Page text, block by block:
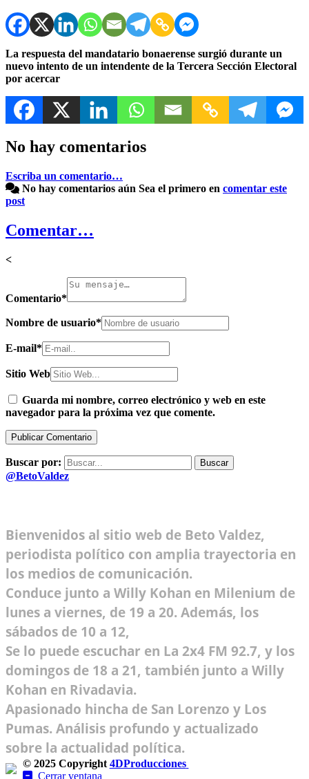
La respuesta del mandatario bonaerense surgió durante un
nuevo intento de un intendente de la Tercera Sección Electoral
por acercar
No hay comentarios
Escriba un comentario…
No hay comentarios aún Sea el primero en comentar este
post
Comentar…
<
Comentario*
Nombre de usuario*
E-mail*
Sitio Web
Guarda mi nombre, correo electrónico y web en este
navegador para la próxima vez que comente.
Buscar por:
@BetoValdez
Bienvenidos al sitio web de Beto Valdez,
periodista político con amplia trayectoria en
los medios de comunicación.
Conduce junto a Willy Kohan en Milenium de
lunes a viernes, de 19 a 20. Además, los
sábados de 10 a 12,
Se lo puede escuchar en La 2x4 FM 92.7, y los
domingos de 18 a 21, también junto a Willy
Kohan en Rivadavia.
Apasionado hincha de San Lorenzo y Los
Pumas. Análisis profundo y actualizado
sobre la actualidad política.
© 2025 Copyright 4DProducciones
Cerrar ventana